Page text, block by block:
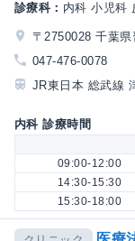
診療科： 内科 小児科
〒2750028 千葉
047-476-0078
JR東日本 総武線
内科 診療時間
09:00-12:00
14:30-15:30
15:30-18:00